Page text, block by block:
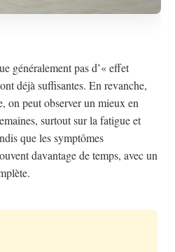
généralement pas d’« effet
déjà suffisantes. En revanche,
on peut observer un mieux en
surtout sur la fatigue et
que les symptômes
davantage de temps, avec un